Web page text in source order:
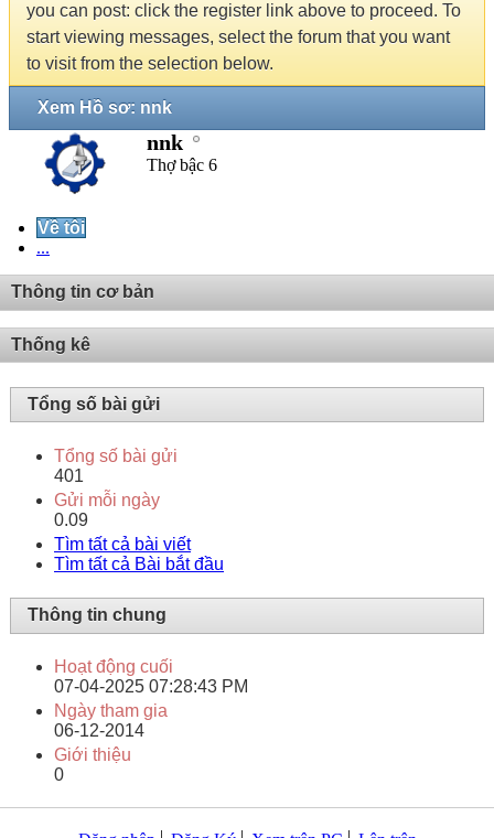
you can post: click the register link above to proceed. To
start viewing messages, select the forum that you want
to visit from the selection below.
Xem Hồ sơ: nnk
nnk
Thợ bậc 6
Về tôi
...
Thông tin cơ bản
Thống kê
Tổng số bài gửi
Tổng số bài gửi
401
Gửi mỗi ngày
0.09
Tìm tất cả bài viết
Tìm tất cả Bài bắt đầu
Thông tin chung
Hoạt động cuối
07-04-2025 07:28:43 PM
Ngày tham gia
06-12-2014
Giới thiệu
0